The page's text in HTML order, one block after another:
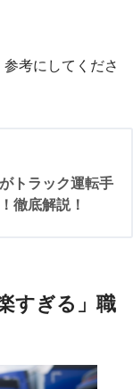
考にしてくださ
トラック運転手
徹底解説！
すぎる」職